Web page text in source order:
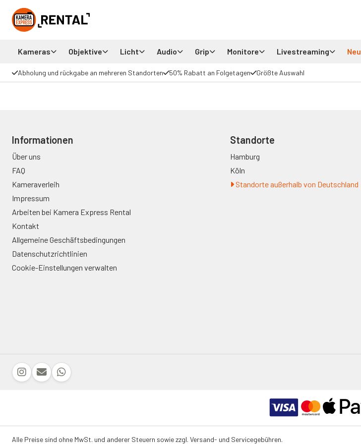
Kameras Objektive Licht Audio Grip Monitore Livestreaming Neu
Abholung und rückgabe an mehreren Standorten 50% Rabatt an Folgetagen Größte Auswahl
Informationen
Über uns
FAQ
Kameraverleih
Impressum
Arbeiten bei Kamera Express Rental
Kontakt
Allgemeine Geschäftsbedingungen
Datenschutzrichtlinien
Cookie-Einstellungen verwalten
Standorte
Hamburg
Köln
Standorte außerhalb von Deutschland
Alle Preise sind ohne MwSt. und anderer Steuern sowie zzgl. Versand- und Servicegebühren.